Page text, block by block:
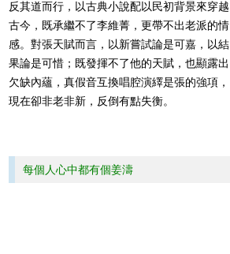
反其道而行，以古典小說配以民初背景來穿越
古今，既承繼不了李維菁，更帶不出老派的情
感。對張天賦而言，以新嘗試論是可嘉，以結
果論是可惜；既發揮不了他的天賦，也顯露出
欠缺內蘊，真假音互換唱腔演繹是張的強項，
現在卻非老非新，反倒有點失衡。
每個人心中都有個姜濤